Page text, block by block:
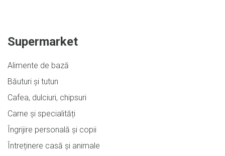
Supermarket
Alimente de bază
Băuturi și tutun
Cafea, dulciuri, chipsuri
Carne și specialități
Îngrijire personală și copii
Întreținere casă și animale